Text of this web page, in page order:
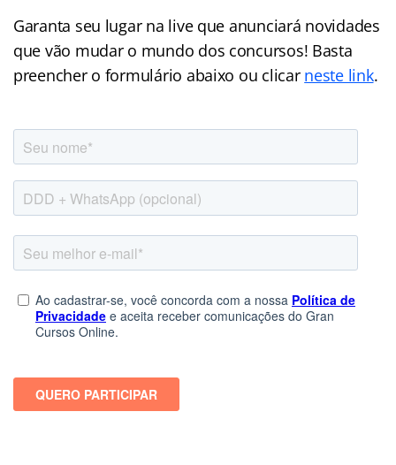
Garanta seu lugar na live que anunciará novidades
que vão mudar o mundo dos concursos! Basta
preencher o formulário abaixo ou clicar neste link.